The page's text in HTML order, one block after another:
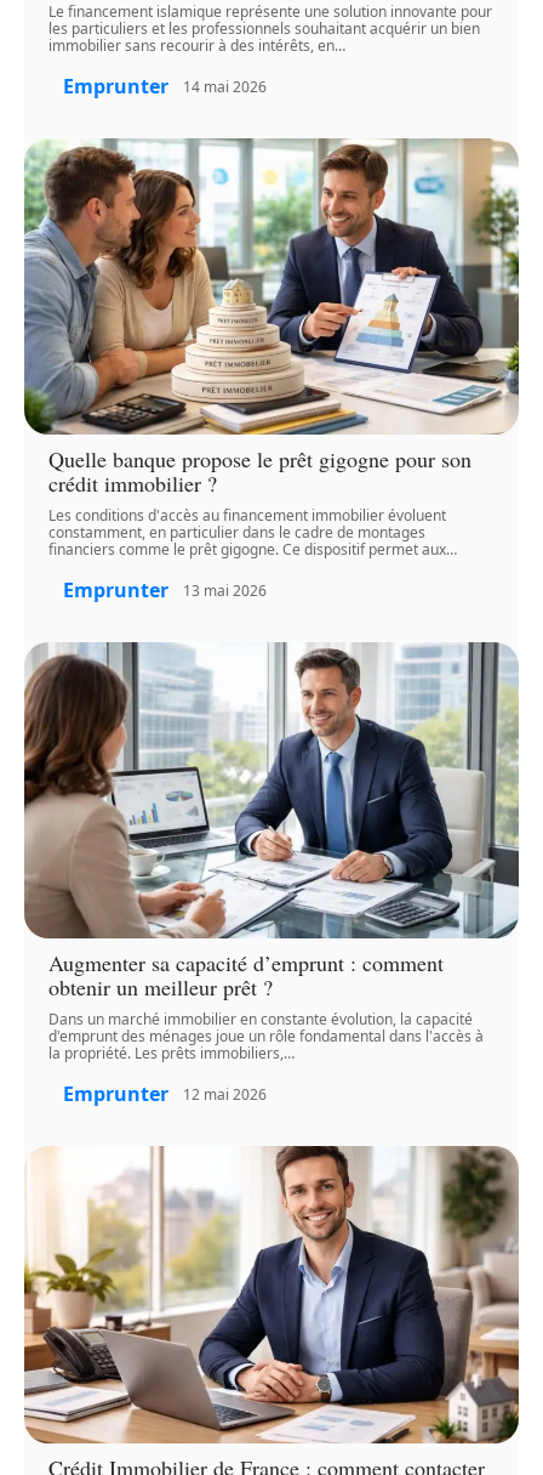
Le financement islamique représente une solution innovante pour
les particuliers et les professionnels souhaitant acquérir un bien
immobilier sans recourir à des intérêts, en…
Emprunter 14 mai 2026
Quelle banque propose le prêt gigogne pour son
crédit immobilier ?
Les conditions d'accès au financement immobilier évoluent
constamment, en particulier dans le cadre de montages
financiers comme le prêt gigogne. Ce dispositif permet aux…
Emprunter 13 mai 2026
Augmenter sa capacité d’emprunt : comment
obtenir un meilleur prêt ?
Dans un marché immobilier en constante évolution, la capacité
d'emprunt des ménages joue un rôle fondamental dans l'accès à
la propriété. Les prêts immobiliers,…
Emprunter 12 mai 2026
Crédit Immobilier de France : comment contacter